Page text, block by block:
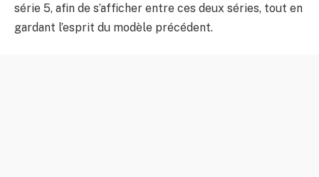
série 5, afin de s’afficher entre ces deux séries, tout en
gardant l’esprit du modèle précédent.